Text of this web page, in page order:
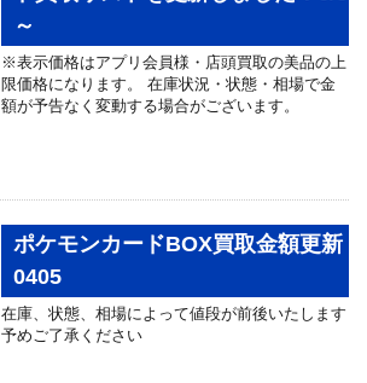
～
※表示価格はアプリ会員様・店頭買取の美品の上
限価格になります。 在庫状況・状態・相場で金
額が予告なく変動する場合がございます。
ポケモンカードBOX買取金額更新
0405
在庫、状態、相場によって値段が前後いたします
予めご了承ください